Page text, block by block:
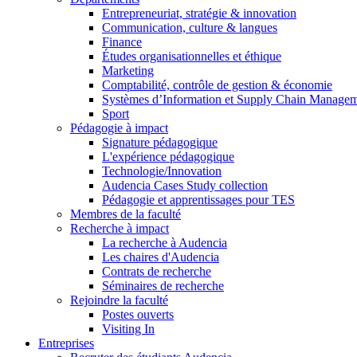
Entrepreneuriat, stratégie & innovation
Communication, culture & langues
Finance
Études organisationnelles et éthique
Marketing
Comptabilité, contrôle de gestion & économie
Systèmes d’Information et Supply Chain
Sport
Pédagogie à impact
Signature pédagogique
L'expérience pédagogique
Technologie/Innovation
Audencia Cases Study collection
Pédagogie et apprentissages pour TES
Membres de la faculté
Recherche à impact
La recherche à Audencia
Les chaires d'Audencia
Contrats de recherche
Séminaires de recherche
Rejoindre la faculté
Postes ouverts
Visiting In
Entreprises